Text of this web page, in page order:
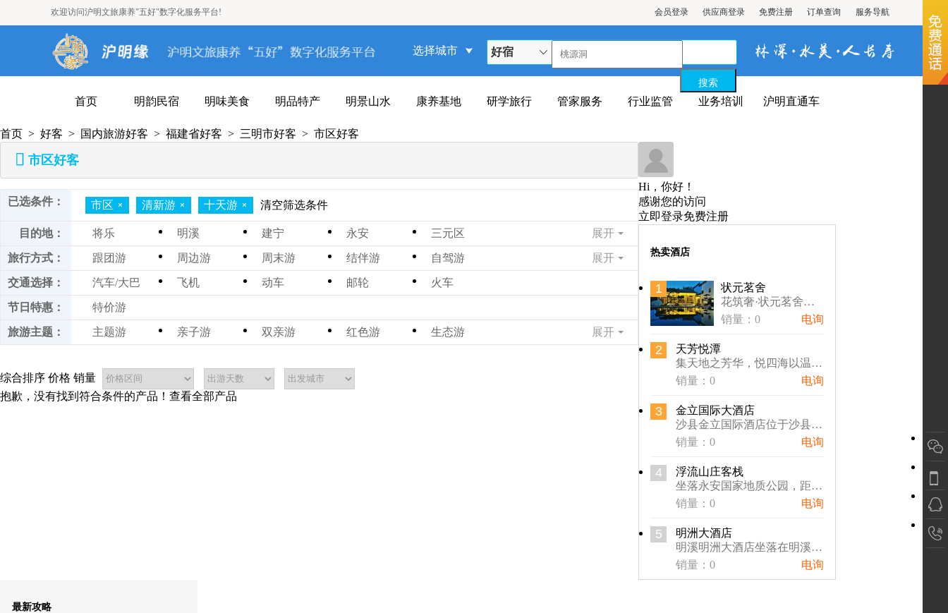
欢迎访问沪明文旅康养"五好"数字化服务平台! 会员登录 供应商登录 免费注册 订单查询 服务导航
选择城市 好宿
首页 明韵民宿 明味美食 明品特产 明景山水 康养基地 研学旅行 管家服务 行业监管 业务培训 沪明直通车
首页 > 好客 > 国内旅游好客 > 福建省好客 > 三明市好客 > 市区好客
市区好客
已选条件： 市区 清新游 十天游 清空筛选条件
目的地： 将乐 明溪 建宁 永安
三元区
大田
沙县 泰宁 市区
清流
宁化
尤溪
展开
旅行方式： 跟团游 周边游 周末游 结伴游
自驾游
一日游
二日游 三日游 四日游
六日游
亲子游
七日游 八日游 十天游
五日游
九日游
展开
交通选择： 汽车/大巴 飞机 动车 邮轮 火车
节日特惠： 特价游
旅游主题： 主题游 亲子游 双亲游 红色游
生态游
康养游
休闲游 度假游 清新游
全福游
世遗探秘之旅
客家风情之旅 研学游
展开
综合排序 价格 销量
抱歉，没有找到符合条件的产品！ 查看全部产品
Hi，你好！
感谢您的访问
立即登录免费注册
热卖酒店
1
状元茗舍
花筑奢·状元茗舍民宿位于泰宁-大金湖核心景区省级森林康养小镇…
销量：0
电询
2
天芳悦潭
集天地之芳华，悦四海以温潭。度假村位于福建省三明市清流县，总…
销量：0
电询
3
金立国际大酒店
沙县金立国际酒店位于沙县金沙园区，交通便捷，距离三明北站10…
销量：0
电询
4
浮流山庄客栈
坐落永安国家地质公园，距国家4A名胜景区桃源洞2公里，驾车只…
销量：0
电询
5
明洲大酒店
明溪明洲大酒店坐落在明溪经济开发区气动工具城。酒店总体建筑风…
销量：0
电询
最新攻略